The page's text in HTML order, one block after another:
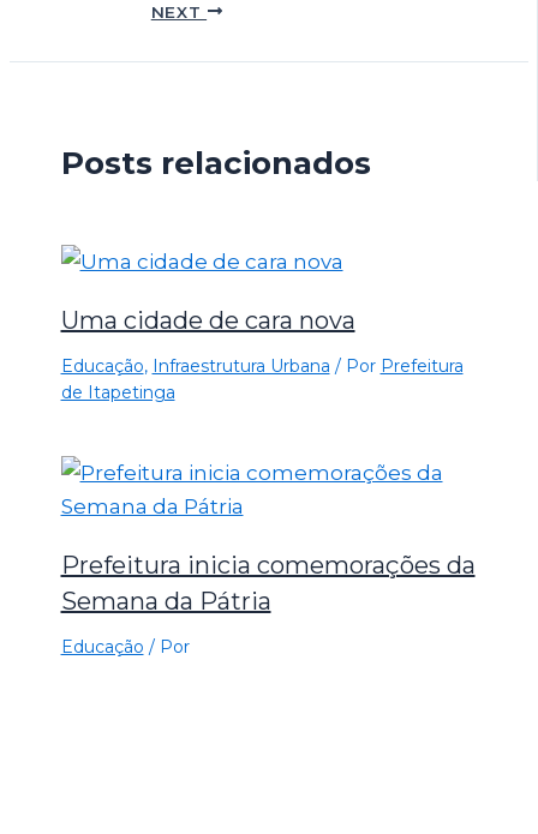
NEXT
Posts relacionados
Uma cidade de cara nova
Educação, Infraestrutura Urbana / Por Prefeitura
de Itapetinga
Prefeitura inicia comemorações da
Semana da Pátria
Educação / Por